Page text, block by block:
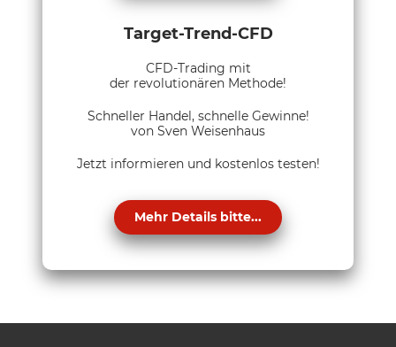
Target-Trend-CFD
CFD-Trading mit
der revolutionären Methode!
Schneller Handel, schnelle Gewinne!
von Sven Weisenhaus
Jetzt informieren und kostenlos testen!
Mehr Details bitte...